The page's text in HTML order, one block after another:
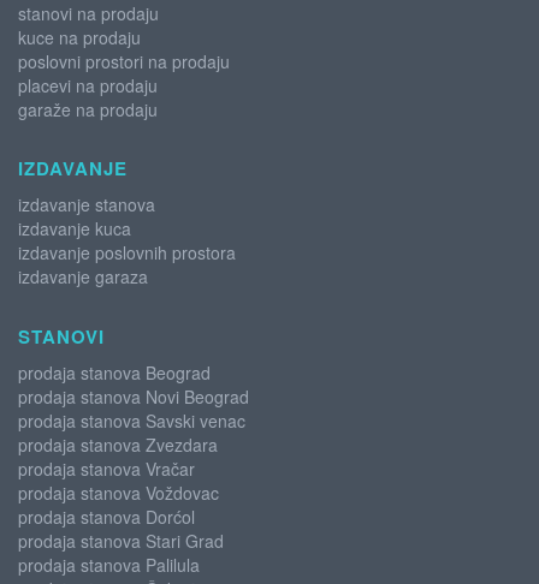
stanovi na prodaju
kuce na prodaju
poslovni prostori na prodaju
placevi na prodaju
garaže na prodaju
IZDAVANJE
izdavanje stanova
izdavanje kuca
izdavanje poslovnih prostora
izdavanje garaza
STANOVI
prodaja stanova Beograd
prodaja stanova Novi Beograd
prodaja stanova Savski venac
prodaja stanova Zvezdara
prodaja stanova Vračar
prodaja stanova Voždovac
prodaja stanova Dorćol
prodaja stanova Stari Grad
prodaja stanova Palilula